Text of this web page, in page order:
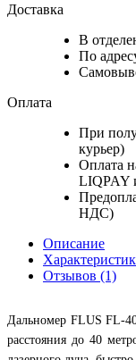
Доставка
В
По
Оплата
При
курьер)
Оплата
LIQPAY
НДС)
Описание
Отзывов (1)
Дальномер FLUS FL-
расстояния до 40